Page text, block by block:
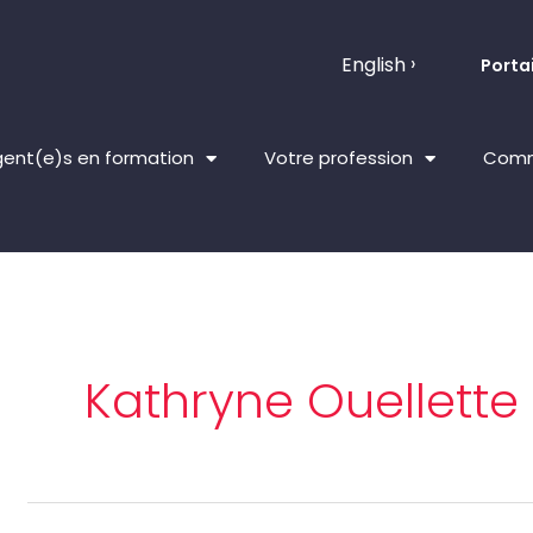
English
en formation Votre profession
Kathryne Ouellette